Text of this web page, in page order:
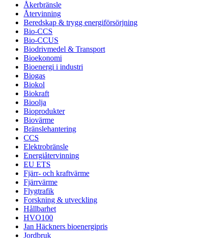
Åkerbränsle
Återvinning
Beredskap & trygg energiförsörjning
Bio-CCS
Bio-CCUS
Biodrivmedel & Transport
Bioekonomi
Bioenergi i industri
Biogas
Biokol
Biokraft
Bioolja
Bioprodukter
Biovärme
Bränslehantering
CCS
Elektrobränsle
Energiåtervinning
EU ETS
Fjärr- och kraftvärme
Fjärrvärme
Flygtrafik
Forskning & utveckling
Hållbarhet
HVO100
Jan Häckners bioenergipris
Jordbruk